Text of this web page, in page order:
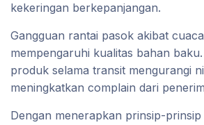
kekeringan berkepanjangan.
Gangguan rantai pasok akibat
mempengaruhi kualitas bahan
produk selama transit mengurangi
meningkatkan complain dari
Dengan menerapkan prinsip-prinsip